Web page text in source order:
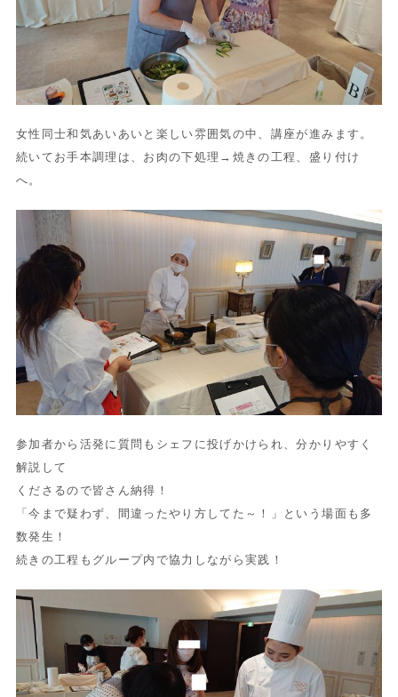
女性同士和気あいあいと楽しい雰囲気の中、講座が進みます。
続いてお手本調理は、お肉の下処理→焼きの工程、盛り付け
へ。
参加者から活発に質問もシェフに投げかけられ、分かりやすく
解説して
くださるので皆さん納得！
「今まで疑わず、間違ったやり方してた～！」という場面も多
数発生！
続きの工程もグループ内で協力しながら実践！